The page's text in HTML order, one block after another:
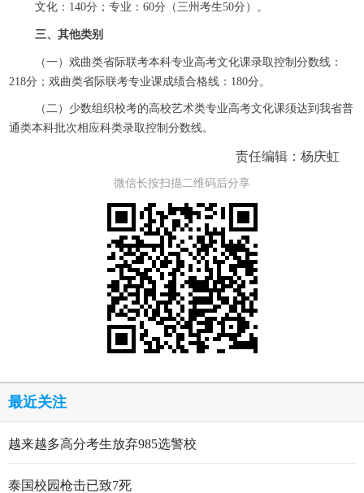
文化：140分；专业：60分（三州考生50分）。
三、其他类别
（一）戏曲类省际联考本科专业高考文化课录取控制分数线：
218分；戏曲类省际联考专业课成绩合格线：180分。
（二）少数组织校考的高校艺术类专业高考文化课须达到我省普
通类本科批次相应科类录取控制分数线。
责任编辑：杨庆虹
微信长按扫描二维码后分享
最近关注
越来越多高分考生放弃985选警校
泰国校园枪击已致7死